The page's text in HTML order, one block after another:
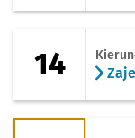
14 -
14
15 -